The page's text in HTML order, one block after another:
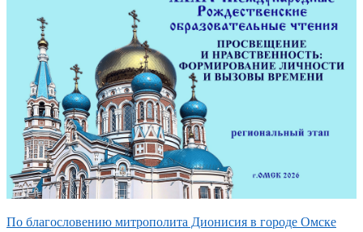
По благословению митрополита Дионисия в городе Омске